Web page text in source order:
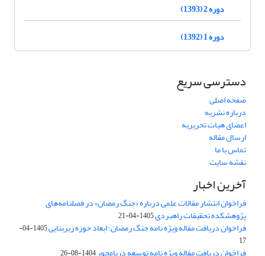
دوره 2 (1393)
دوره 1 (1392)
دسترسی سریع
صفحه اصلی
درباره نشریه
اعضای هیات تحریریه
ارسال مقاله
تماس با ما
نقشه سایت
آخرین اخبار
فراخوان انتشار مقالات علمی درباره «جنگ رمضان» در فصلنامه‌های
پژوهشکده تحقیقات راهبردی1405-04-21
فراخوان دریافت مقاله ویژه نامه جنگ رمضان؛ ابعاد حوزه زیربنایی
1405-04-
17
فراخوان دریافت مقاله ویژه نامه توسعه دریامحور 1404-08-26